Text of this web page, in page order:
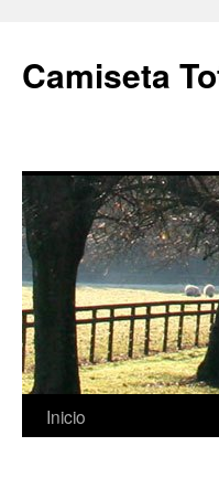
Camiseta
Saltar
Inicio